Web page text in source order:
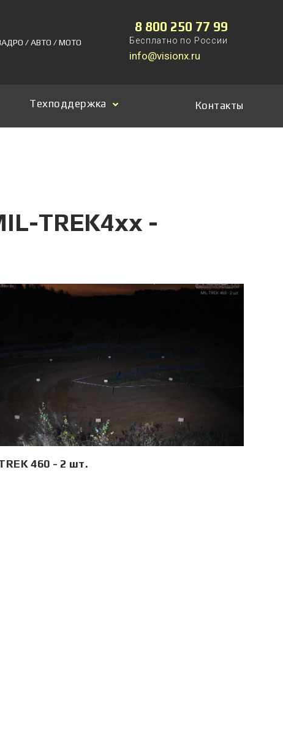
/ АВТО / МОТО
8 800 250 77 99
Бесплатно по России
info@visionx.ru
Техподдержка Контакты
TREK4xx -
460 - 2 шт.